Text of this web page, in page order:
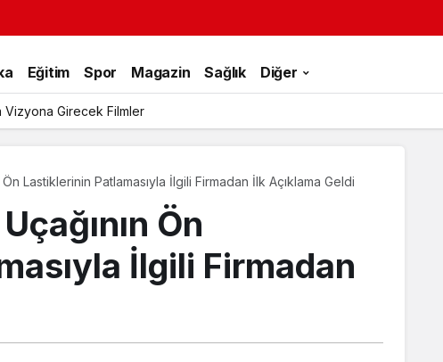
Eğitim Spor Magazin Sağlık Diğer
Rumeli Tv’de Marka Atölyesi Programına Konuk Oldu
Lastiklerinin Patlamasıyla İlgili Firmadan İlk Açıklama Geldi
Ön
İlgili Firmadan